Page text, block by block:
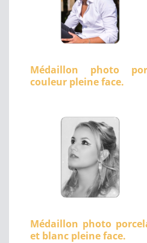
Médaillon photo
couleur pleine face.
Médaillon photo
et blanc pleine face.